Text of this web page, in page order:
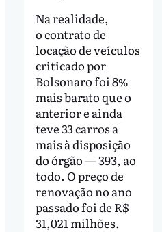
Na realidade,
o contrato de
locação de veículos
criticado por
Bolsonaro foi 8%
mais barato que o
anterior e ainda
teve 33 carros a
mais à disposição
do órgão — 393, ao
todo. O preço de
renovação no ano
passado foi de R$
31,021 milhões.